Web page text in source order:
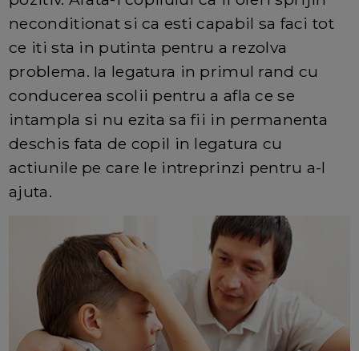
neconditionat si ca esti capabil sa faci tot
ce iti sta in putinta pentru a rezolva
problema. Ia legatura in primul rand cu
conducerea scolii pentru a afla ce se
intampla si nu ezita sa fii in permanenta
deschis fata de copil in legatura cu
actiunile pe care le intreprinzi pentru a-l
ajuta.